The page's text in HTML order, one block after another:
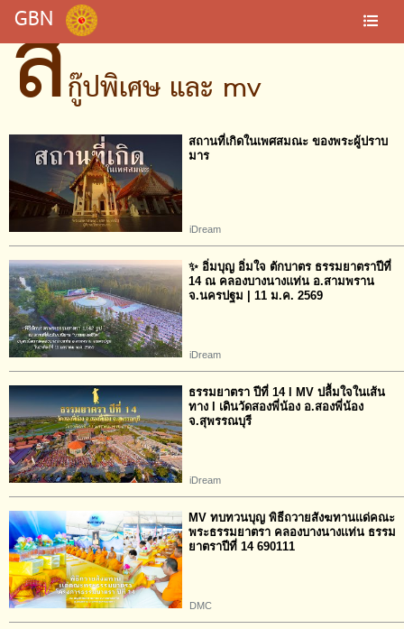
GBN
สกู๊ปพิเศษ และ mv
สถานที่เกิดในเพศสมณะ ของพระผู้ปราบ
มาร
iDream
✨ อิ่มบุญ อิ่มใจ ตักบาตร ธรรมยาตราปีที่
14 ณ คลองบางนางแท่น อ.สามพราน
จ.นครปฐม | 11 ม.ค. 2569
iDream
ธรรมยาตรา ปีที่ 14 l MV ปลื้มใจในเส้น
ทาง l เดินวัดสองพี่น้อง อ.สองพี่น้อง
จ.สุพรรณบุรี
iDream
MV ทบทวนบุญ พิธีถวายสังฆทานเเด่คณะ
พระธรรมยาตรา คลองบางนางเเท่น ธรรม
ยาตราปีที่ 14 690111
DMC